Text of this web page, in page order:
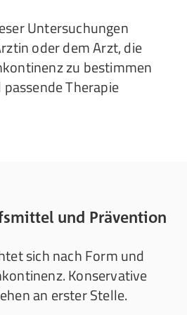
Untersuchungen
oder dem Arzt, die
zu bestimmen
Therapie
und Prävention
sich nach Form und
Konservative
an erster Stelle.